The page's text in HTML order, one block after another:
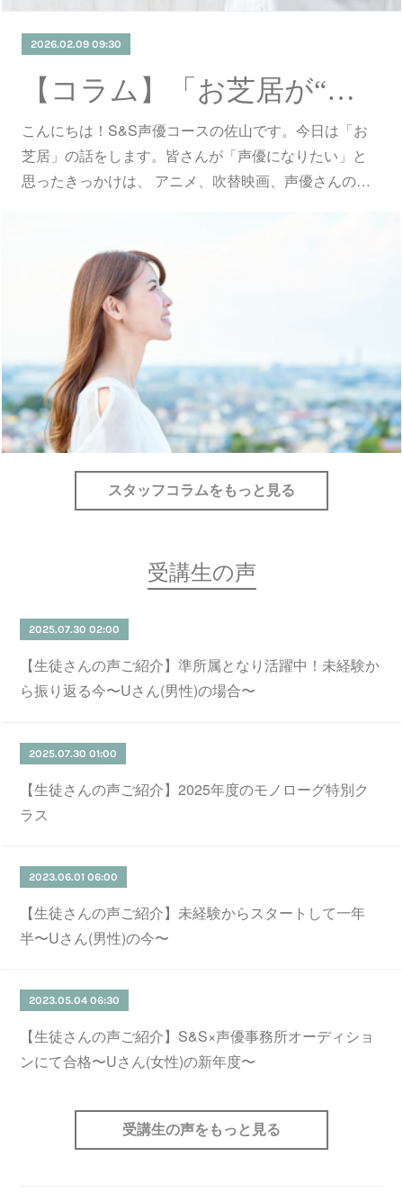
2026.02.09 09:30
【コラム】「お芝居が“好き”」ってどういう状態？
こんにちは！S&S声優コースの佐山です。今日は「お
芝居」の話をします。皆さんが「声優になりたい」と
思ったきっかけは、 アニメ、吹替映画、声優さんの…
スタッフコラムをもっと見る
受講生の声
2025.07.30 02:00
【生徒さんの声ご紹介】準所属となり活躍中！未経験か
ら振り返る今〜Uさん(男性)の場合〜
2025.07.30 01:00
【生徒さんの声ご紹介】2025年度のモノローグ特別ク
ラス
2023.06.01 06:00
【生徒さんの声ご紹介】未経験からスタートして一年
半〜Uさん(男性)の今〜
2023.05.04 06:30
【生徒さんの声ご紹介】S&S×声優事務所オーディショ
ンにて合格〜Uさん(女性)の新年度〜
受講生の声をもっと見る